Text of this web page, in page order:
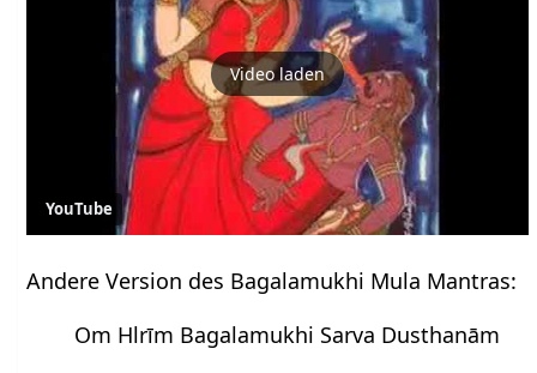
Video laden
YouTube
Andere Version des Bagalamukhi Mula Mantras:
Om Hlrīm Bagalamukhi Sarva Dusthanām